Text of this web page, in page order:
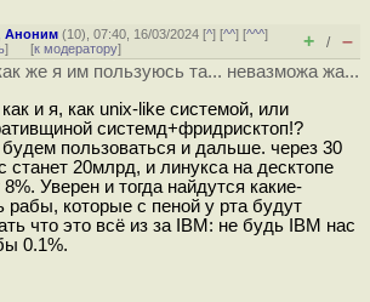
,Аноним (10), 07:40, 16/03/2024 [^] [^^] [^^^]
] [к модератору] + / –
же я им пользуюсь та... невазможа жа...
и я, как unix-like системой, или
системд+фридрисктоп!?
пользоваться и дальше. через 30
станет 20млрд, и линукса на десктопе
8%. Уверен и тогда найдутся какие-
рабы, которые с пеной у рта будут
что это всё из за IBM: не будь IBM нас
0.1%.